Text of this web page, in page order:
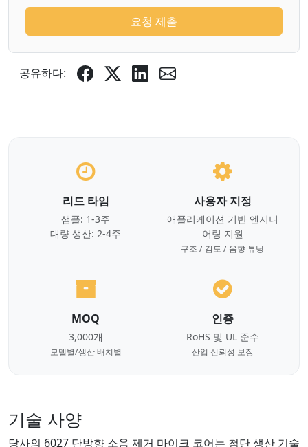
요청 제출
공유하다:
리드 타임
샘플: 1-3주
대량 생산: 2-4주
사용자 지정
애플리케이션 기반 엔지니
어링 지원
구조 / 감도 / 음향 튜닝
MOQ
3,000개
모델별/생산 배치별
인증
RoHS 및 UL 준수
산업 신뢰성 보장
기술 사양
당사의 6027 단방향 소음 제거 마이크 코어는 첨단 생산 기술